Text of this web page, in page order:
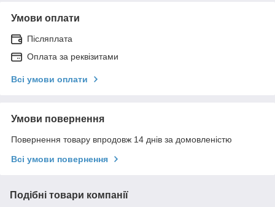
Умови оплати
Післяплата
Оплата за реквізитами
Всі умови оплати
Умови повернення
Повернення товару впродовж 14 днів за домовленістю
Всі умови повернення
Подібні товари компанії